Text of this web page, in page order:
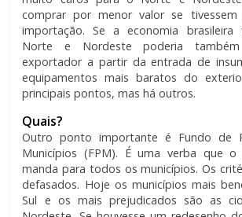
comprar por menor valor se
importação. Se a economia
Norte e Nordeste poderia
exportador a partir da entrada de
equipamentos mais baratos do
principais pontos, mas há outros.
Quais?
Outro ponto importante é Fundo de
Municípios (FPM). É uma verba que o
manda para todos os municípios. Os
defasados. Hoje os municípios mais
Sul e os mais prejudicados são as